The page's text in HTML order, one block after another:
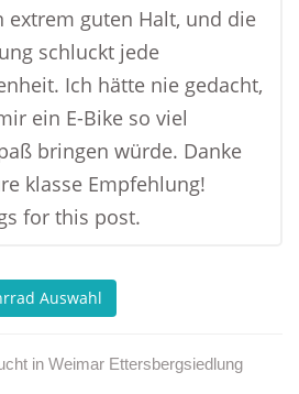
extrem guten Halt, und die
schluckt jede
Ich hätte nie gedacht,
ein E-Bike so viel
bringen würde. Danke
klasse Empfehlung!
for this post.
Auswahl
in Weimar Ettersbergsiedlung